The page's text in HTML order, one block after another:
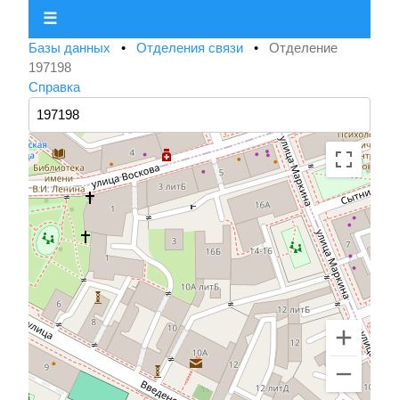
☰
Базы данных • Отделения связи • Отделение
197198
Справка